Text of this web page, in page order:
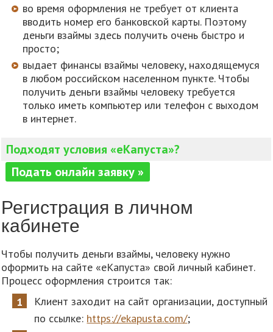
во время оформления не требует от клиента
вводить номер его банковской карты. Поэтому
деньги взаймы здесь получить очень быстро и
просто;
выдает финансы взаймы человеку, находящемуся
в любом российском населенном пункте. Чтобы
получить деньги взаймы человеку требуется
только иметь компьютер или телефон с выходом
в интернет.
Подходят условия «еКапуста»?
Подать онлайн заявку »
Регистрация в личном
кабинете
Чтобы получить деньги взаймы, человеку нужно
оформить на сайте «еКапуста» свой личный кабинет.
Процесс оформления строится так:
Клиент заходит на сайт организации, доступный
по ссылке: https://ekapusta.com/;